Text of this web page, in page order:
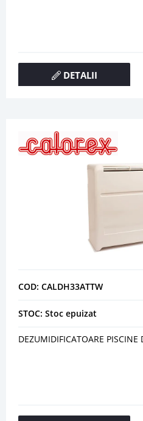
DETALII
COD: CALDH33ATTW
STOC: Stoc epuizat
DEZUMIDIFICATOARE PISCINE